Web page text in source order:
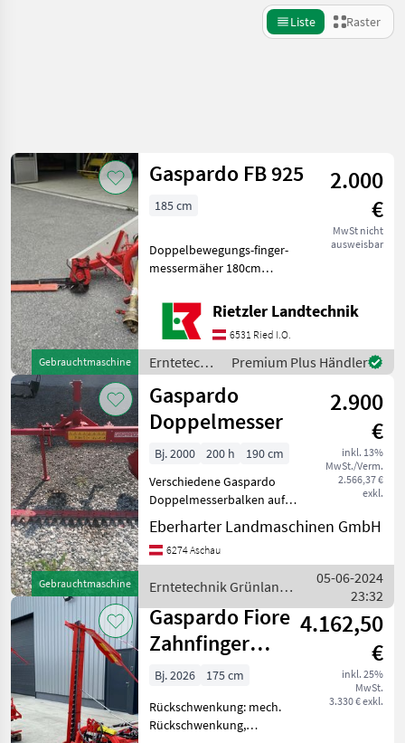
Liste Raster
Kategorie 4 Land Filter
AKTUELLER
PFAD
Landtechnik
Erntetechnik
Gruenland
Finger
Doppelmessermaehwerke
Gaspardo
KATEGORIE
WÄHLEN
Gaspardo
BB Umwelttechnik
Steyr
Rapid
Reform
Stöckl
Alle 12
anzeigen
Zurücksetzen
Ergebnisse
anzeigen
Gebrauchtmaschine
Gaspardo FB 925
2.000
€
MwSt nicht
ausweisbar
185 cm
Doppelbewegungs-finger-
messermäher 180cm
Erntetechnik Grünland
Finger-/Doppelmessermähwerke
Rietzler Landtechnik
6531 Ried I.O.
Erntetechnik
Grünland /
Gaspardo
Premium Plus Händler
Gebrauchtmaschine
Gaspardo
Doppelmesser
2.900
€
inkl. 13%
MwSt./Verm.
2.566,37 €
exkl.
Bj. 2000 200 h
190 cm
Verschiedene Gaspardo
Doppelmesserbalken auf
Lager Erntetechnik
Grünland
Finger-/Doppelmessermähwerke
Eberharter Landmaschinen GmbH
6274 Aschau
Erntetechnik Grünland /
Gaspardo
05-06-2024
23:32
Gaspardo Fiore
Zahnfinger
Mähwerke
4.162,50
€
inkl. 25%
MwSt.
3.330 € exkl.
Bj. 2026
175 cm
Rückschwenkung: mech.
Rückschwenkung,